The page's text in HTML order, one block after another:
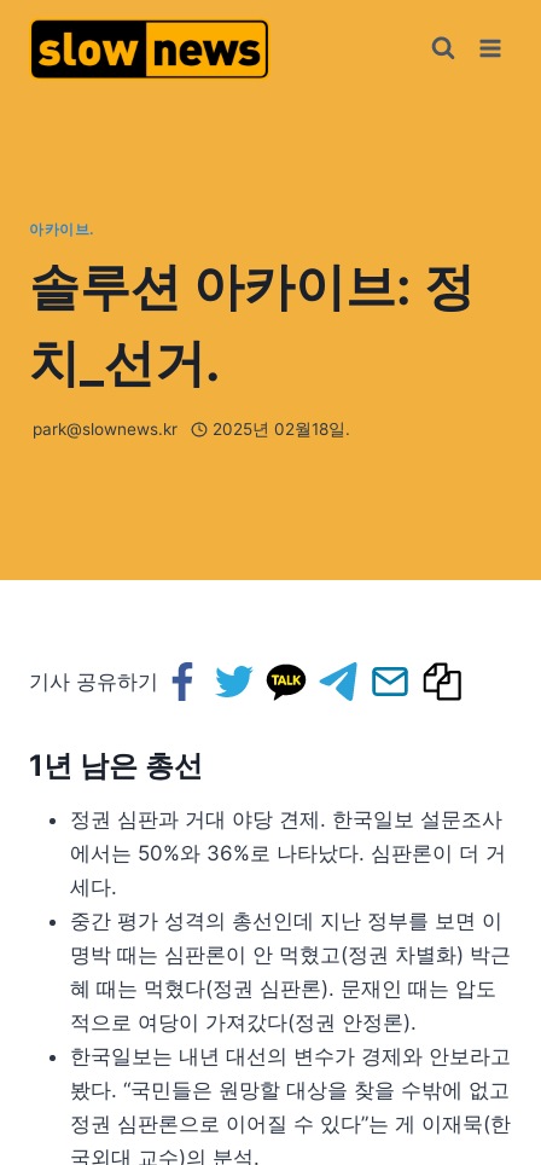
아카이브.
솔루션 아카이브: 정
치_선거.
park@slownews.kr 2025년 02월18일.
기사 공유하기
1년 남은 총선
정권 심판과 거대 야당 견제. 한국일보 설문조사
에서는 50%와 36%로 나타났다. 심판론이 더 거
세다.
중간 평가 성격의 총선인데 지난 정부를 보면 이
명박 때는 심판론이 안 먹혔고(정권 차별화) 박근
혜 때는 먹혔다(정권 심판론). 문재인 때는 압도
적으로 여당이 가져갔다(정권 안정론).
한국일보는 내년 대선의 변수가 경제와 안보라고
봤다. “국민들은 원망할 대상을 찾을 수밖에 없고
정권 심판론으로 이어질 수 있다”는 게 이재묵(한
국외대 교수)의 분석.